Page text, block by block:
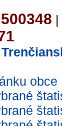
500348 |
obce